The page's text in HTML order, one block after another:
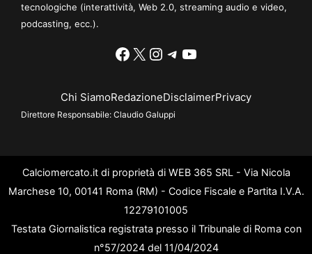
tecnologiche (interattività, Web 2.0, streaming audio e video,
podcasting, ecc.).
Facebook
X Instagram
Telegram
YouTube
Chi SiamoRedazioneDisclaimerPrivacy
Direttore Responsabile: Claudio Galuppi
Calciomercato.it di proprietà di WEB 365 SRL - Via Nicola
Marchese 10, 00141 Roma (RM) - Codice Fiscale e Partita I.V.A.
12279101005
Testata Giornalistica registrata presso il Tribunale di Roma con
n°57/2024 del 11/04/2024